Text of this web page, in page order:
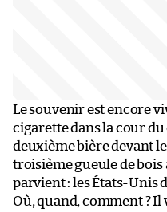
Le souvenir est encore
cigarette dans la cour du
deuxième bière devant
troisième gueule de
parvient : les États-Unis
Où, quand, comment ?